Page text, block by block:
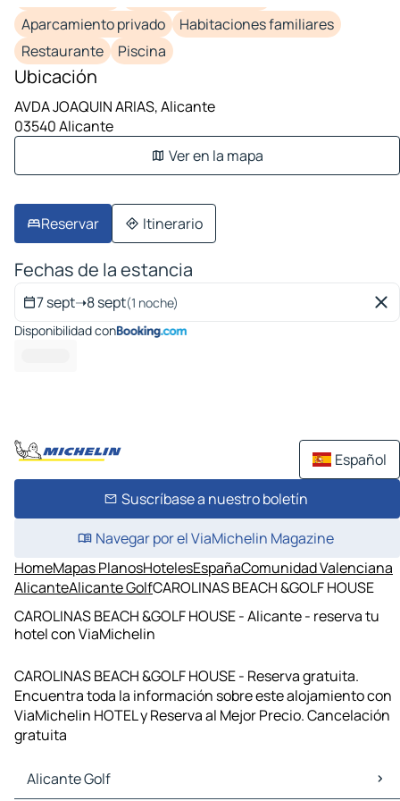
Aparcamiento privado
Habitaciones familiares
Restaurante
Piscina
Ubicación
AVDA JOAQUIN ARIAS, Alicante
03540 Alicante
Ver en la mapa
Reservar Itinerario
Fechas de la estancia
7 sept➝8 sept(1 noche)
Disponibilidad con
Español
Suscríbase a nuestro boletín
Navegar por el ViaMichelin Magazine
HomeMapas PlanosHotelesEspañaComunidad Valenciana
AlicanteAlicante GolfCAROLINAS BEACH &GOLF HOUSE
CAROLINAS BEACH &GOLF HOUSE - Alicante - reserva tu
hotel con ViaMichelin
CAROLINAS BEACH &GOLF HOUSE - Reserva gratuita.
Encuentra toda la información sobre este alojamiento con
ViaMichelin HOTEL y Reserva al Mejor Precio. Cancelación
gratuita
Alicante Golf